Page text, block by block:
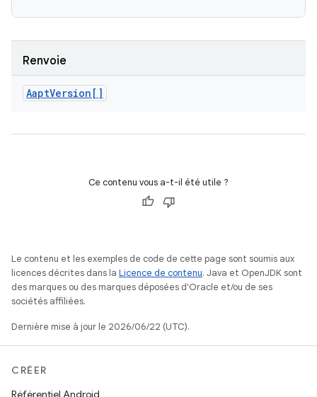
Renvoie
AaptVersion[]
Ce contenu vous a-t-il été utile ?
Le contenu et les exemples de code de cette page sont soumis aux
licences décrites dans la Licence de contenu. Java et OpenJDK sont
des marques ou des marques déposées d'Oracle et/ou de ses
sociétés affiliées.
Dernière mise à jour le 2026/06/22 (UTC).
CRÉER
Référentiel Android